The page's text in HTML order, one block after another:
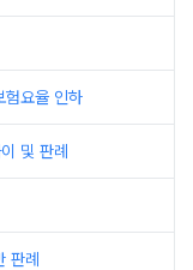
험요율 인하
및 판례
판례